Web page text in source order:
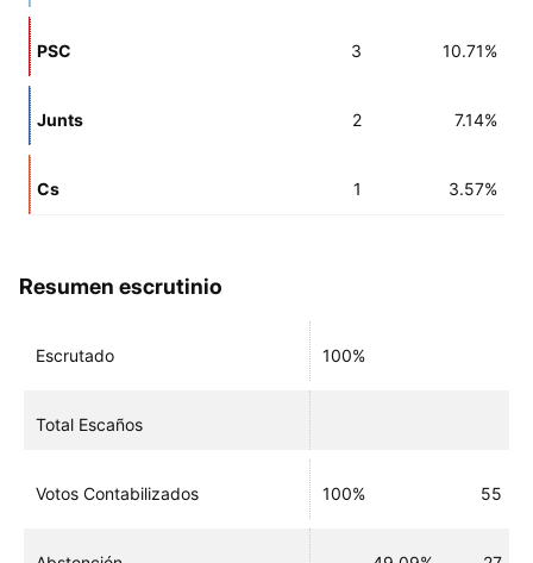
PSC 3 10.71%
Junts 2 7.14%
Cs 1 3.57%
Resumen escrutinio
Escrutado 100%
Total Escaños
Votos Contabilizados 100% 55